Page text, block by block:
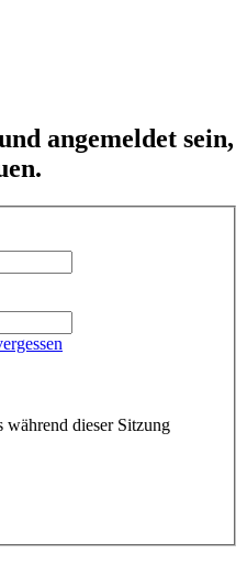
angemeldet sein,
während dieser Sitzung